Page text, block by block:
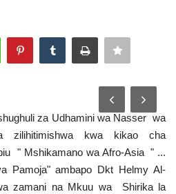
za Udhamini wa Nasser wa
zilihitimishwa kwa kikao cha
" Mshikamano wa Afro-Asia " ...
Pamoja" ambapo Dkt Helmy Al-
zamani na Mkuu wa Shirika la